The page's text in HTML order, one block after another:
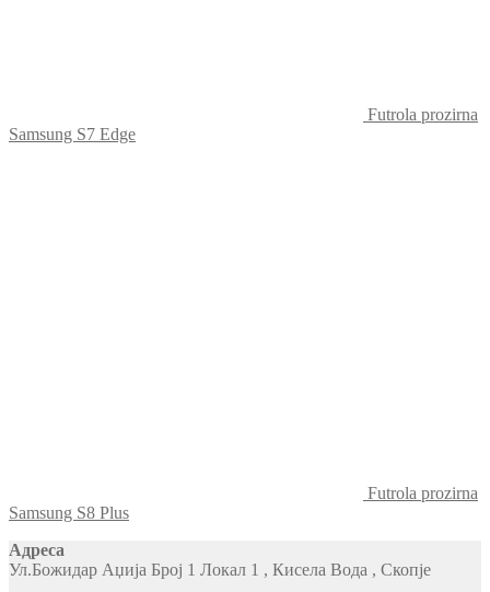
Futrola prozirna
Samsung S7 Edge
Futrola prozirna
Samsung S8 Plus
Адреса
Ул.Божидар Аџија Број 1 Локал 1 , Кисела Вода , Скопје